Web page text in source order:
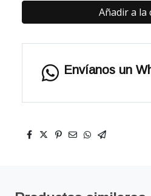
Añadir a la
Envíanos un